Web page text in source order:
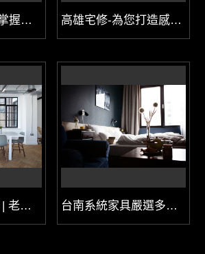
gps追蹤器,隨時掌握愛車的行蹤~ 高雄宅修-為您打造感動幸福的家
透天厝改建翻修 | 老屋翻修，房屋改建裝修報價實在‎ 台南系統家具嚴選多樣精緻家具